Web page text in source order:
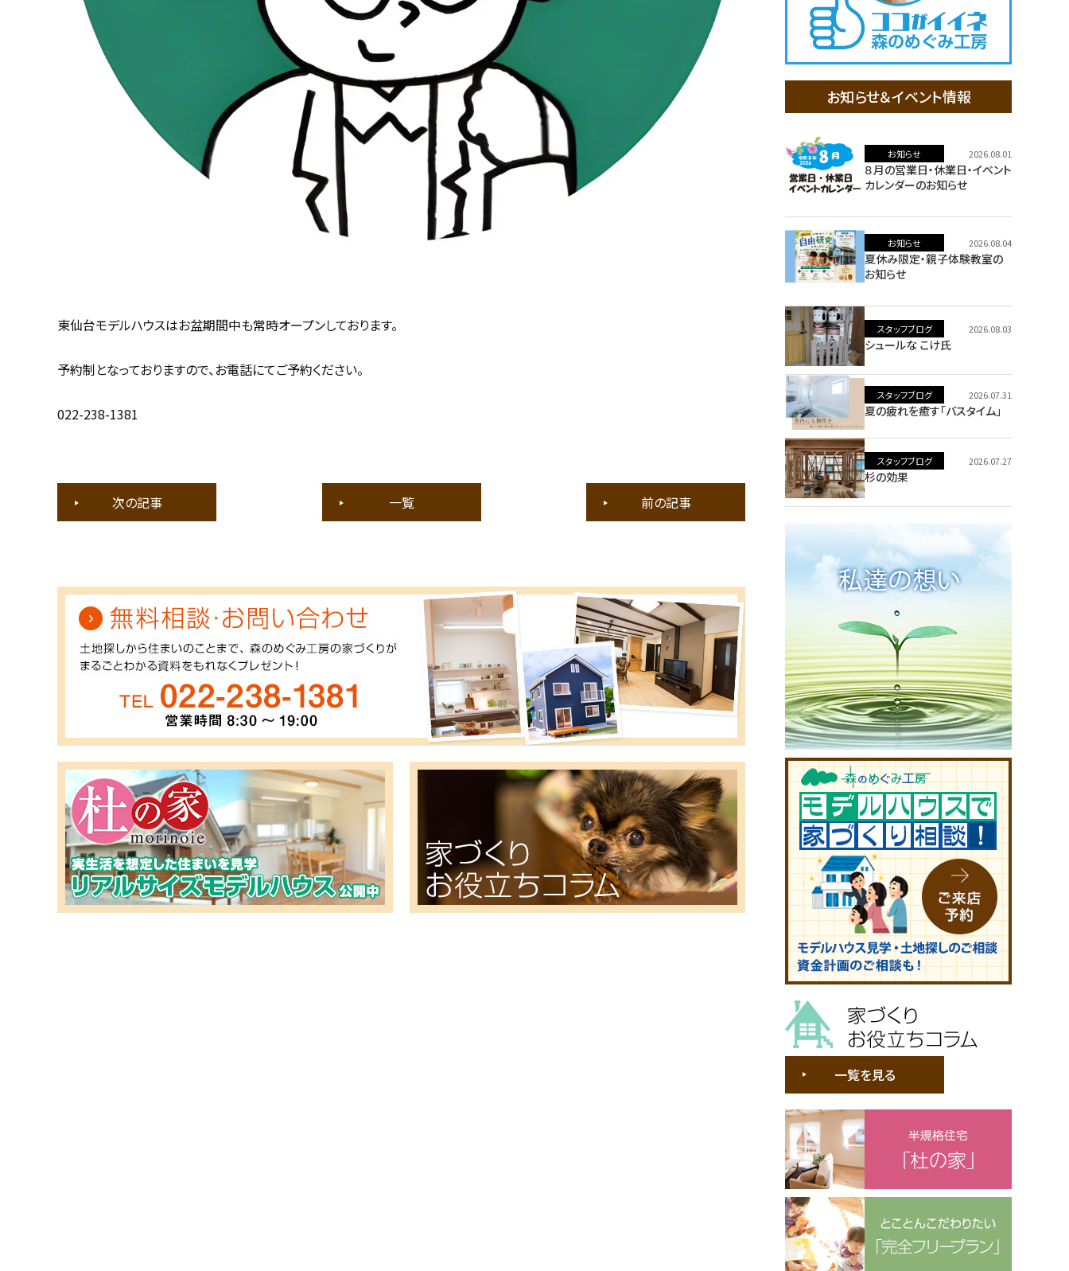
東仙台モデルハウスはお盆期間中も常時オープンしております。
予約制となっておりますので、お電話にてご予約ください。
022-238-1381
次の記事 一覧 前の記事
お知らせ＆イベント情報
お知らせ 2026.08.01
８月の営業日・休業日・イベント
カレンダーのお知らせ
お知らせ 2026.08.04
夏休み限定・親子体験教室の
お知らせ
スタッフブログ 2026.08.03
シュールな こけ氏
スタッフブログ 2026.07.31
夏の疲れを癒す「バスタイム」
スタッフブログ 2026.07.27
杉の効果
家づくりお役立ちコラム
一覧を見る